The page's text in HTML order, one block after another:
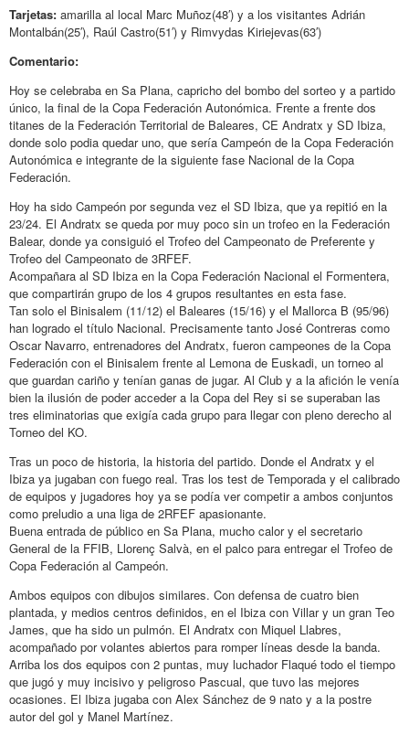
Tarjetas: amarilla al local Marc Muñoz(48′) y a los visitantes Adrián
Montalbán(25′), Raúl Castro(51′) y Rimvydas Kiriejevas(63′)
Comentario:
Hoy se celebraba en Sa Plana, capricho del bombo del sorteo y a partido
único, la final de la Copa Federación Autonómica. Frente a frente dos
titanes de la Federación Territorial de Baleares, CE Andratx y SD Ibiza,
donde solo podia quedar uno, que sería Campeón de la Copa Federación
Autonómica e integrante de la siguiente fase Nacional de la Copa
Federación.
Hoy ha sido Campeón por segunda vez el SD Ibiza, que ya repitió en la
23/24. El Andratx se queda por muy poco sin un trofeo en la Federación
Balear, donde ya consiguió el Trofeo del Campeonato de Preferente y
Trofeo del Campeonato de 3RFEF.
Acompañara al SD Ibiza en la Copa Federación Nacional el Formentera,
que compartirán grupo de los 4 grupos resultantes en esta fase.
Tan solo el Binisalem (11/12) el Baleares (15/16) y el Mallorca B (95/96)
han logrado el título Nacional. Precisamente tanto José Contreras como
Oscar Navarro, entrenadores del Andratx, fueron campeones de la Copa
Federación con el Binisalem frente al Lemona de Euskadi, un torneo al
que guardan cariño y tenían ganas de jugar. Al Club y a la afición le venía
bien la ilusión de poder acceder a la Copa del Rey si se superaban las
tres eliminatorias que exigía cada grupo para llegar con pleno derecho al
Torneo del KO.
Tras un poco de historia, la historia del partido. Donde el Andratx y el
Ibiza ya jugaban con fuego real. Tras los test de Temporada y el calibrado
de equipos y jugadores hoy ya se podía ver competir a ambos conjuntos
como preludio a una liga de 2RFEF apasionante.
Buena entrada de público en Sa Plana, mucho calor y el secretario
General de la FFIB, Llorenç Salvà, en el palco para entregar el Trofeo de
Copa Federación al Campeón.
Ambos equipos con dibujos similares. Con defensa de cuatro bien
plantada, y medios centros definidos, en el Ibiza con Villar y un gran Teo
James, que ha sido un pulmón. El Andratx con Miquel Llabres,
acompañado por volantes abiertos para romper líneas desde la banda.
Arriba los dos equipos con 2 puntas, muy luchador Flaqué todo el tiempo
que jugó y muy incisivo y peligroso Pascual, que tuvo las mejores
ocasiones. El Ibiza jugaba con Alex Sánchez de 9 nato y a la postre
autor del gol y Manel Martínez.